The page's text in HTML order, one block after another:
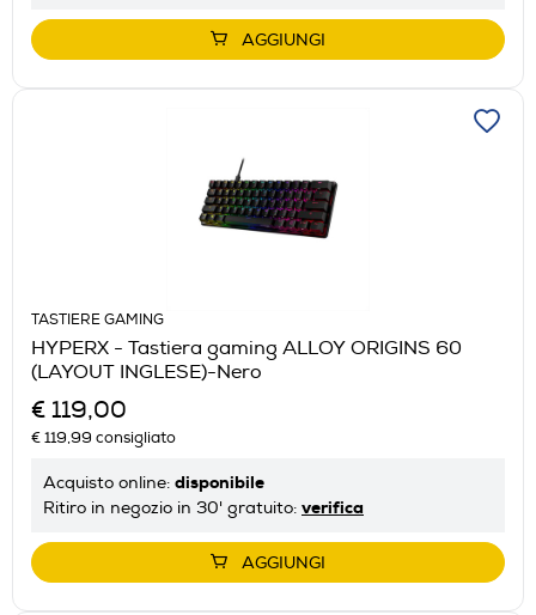
AGGIUNGI
TASTIERE GAMING
HYPERX - Tastiera gaming ALLOY ORIGINS 60
(LAYOUT INGLESE)-Nero
€ 119,00
€ 119,99 consigliato
Acquisto online: disponibile
Ritiro in negozio in 30' gratuito: verifica
AGGIUNGI